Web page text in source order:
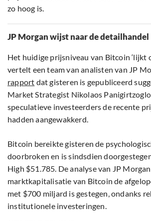
zo hoog is.
JP Morgan wijst naar de detailhandel
Het huidige prijsniveau van Bitcoin ‘lijkt
vertelt een team van analisten van JP
rapport dat gisteren is gepubliceerd
Market Strategist Nikolaos
speculatieve investeerders de recente
hadden aangewakkerd.
Bitcoin bereikte gisteren de
doorbroken en is sindsdien
High $51.785. De analyse van JP
marktkapitalisatie van Bitcoin de
met $700 miljard is gestegen, ondanks
institutionele investeringen.